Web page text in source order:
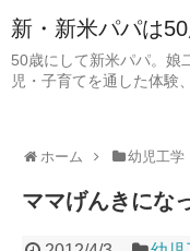
新・新米パパは
50歳にして新米パパ。娘
児・子育てを通した体験
ホーム 幼児工学
ママげんきにな